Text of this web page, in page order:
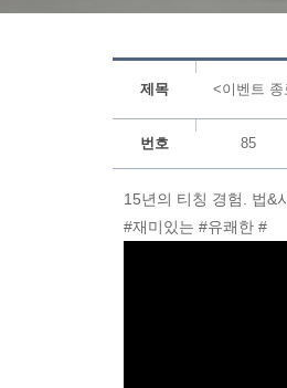
제목 <이벤트 종
번호 85
15년의 티칭 경험. 법&
#재미있는 #유쾌한 #